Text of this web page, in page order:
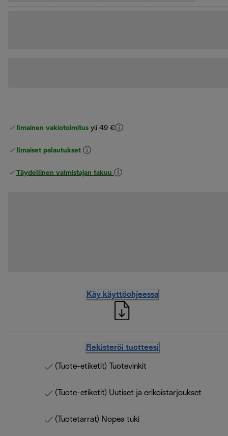
Ilmainen vakiotoimitus yli 49 €
Ilmaiset palautukset
Täydellinen valmistajan takuu
Käy käyttöohjeessa
Rekisteröi tuotteesi
(Tuote-etiketit) Tuotevinkit
(Tuote-etiketit) Uutiset ja erikoistarjoukset
(Tuotetarrat) Nopea tuki